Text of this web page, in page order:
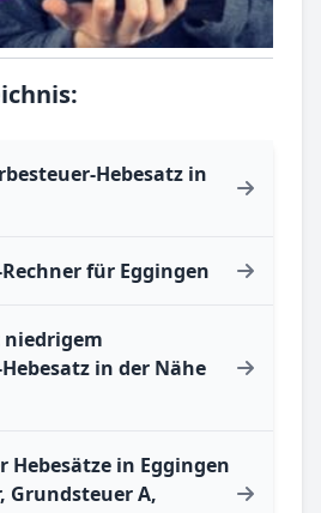
Hebesatz in
für Eggingen
in der Nähe
Hebesätze in Eggingen
Grundsteuer A,